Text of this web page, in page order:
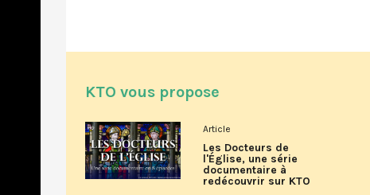
KTO vous propose
Article
Les Docteurs de
l'Église, une série
documentaire à
redécouvrir sur KTO